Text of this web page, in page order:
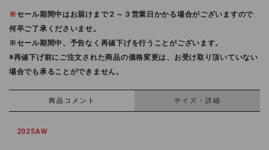
※セール期間中はお届けまで２～３営業日かかる場合がございますので
何卒ご了承くださいませ。
※セール期間中、予告なく再値下げを行うことがございます。
※再値下げ前にご注文された商品の価格変更は、お受け取り頂いていない
場合でも承ることができません。
商品コメント サイズ・詳細
2025AW